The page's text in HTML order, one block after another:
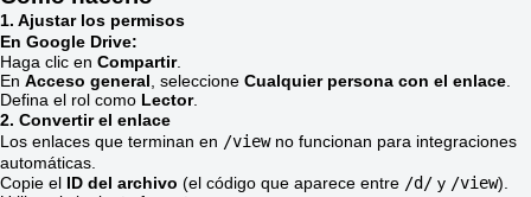
1. Ajustar los permisos
En Google Drive:
Haga clic en Compartir.
En Acceso general, seleccione Cualquier persona con el enlace.
Defina el rol como Lector.
2. Convertir el enlace
Los enlaces que terminan en /viewno funcionan para integraciones
automáticas.
Copie el ID del archivo (el código que aparece entre /d/ y /view).